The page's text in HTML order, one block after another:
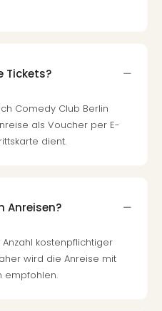
Tickets?
Comedy Club Berlin
als Voucher per E-
dient.
Anreisen?
kostenpflichtiger
wird die Anreise mit
empfohlen.